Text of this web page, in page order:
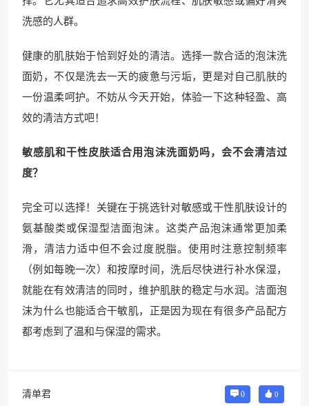
洗感的人群。
健康的肌肤始于恰到好处的清洁。选择一款合适的泡沫洗
面奶，不仅是洗去一天的疲惫与污垢，更是对自己肌肤的
一份温柔呵护。不妨从今天开始，体验一下这种轻盈、高
效的清洁方式吧！
敏感肌和干性皮肤适合用泡沫洗面奶吗，会不会清洁过
度？
完全可以选择！关键在于挑选针对敏感或干性肌肤设计的
氨基酸类或保湿型洁面泡沫。这类产品泡沫通常更加柔
滑，清洁力适中但不会过度脱脂。使用时注意控制频率
（例如每晚一次）和按摩时间，洗后尽快进行补水保湿，
就能在有效清洁的同时，维护肌肤的稳定与水润。洁面泡
沫为什么也能适合干敏肌，正是因为现在有很多产品配方
都考虑到了温和与保湿的需求。
清单君 0 0